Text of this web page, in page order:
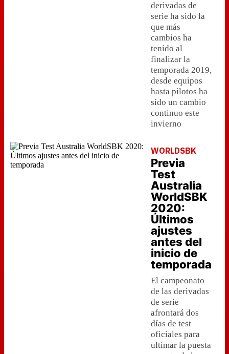
derivadas de
serie ha sido la
que más
cambios ha
tenido al
finalizar la
temporada 2019,
desde equipos
hasta pilotos ha
sido un cambio
continuo este
invierno
WORLDSBK
Previa
Test
Australia
WorldSBK
2020:
Últimos
ajustes
antes del
inicio de
temporada
El campeonato
de las derivadas
de serie
afrontará dos
días de test
oficiales para
ultimar la puesta